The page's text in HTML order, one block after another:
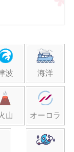
波 海洋
山 オーロラ